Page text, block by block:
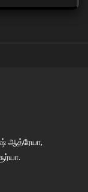
ஆத்ரேயா,